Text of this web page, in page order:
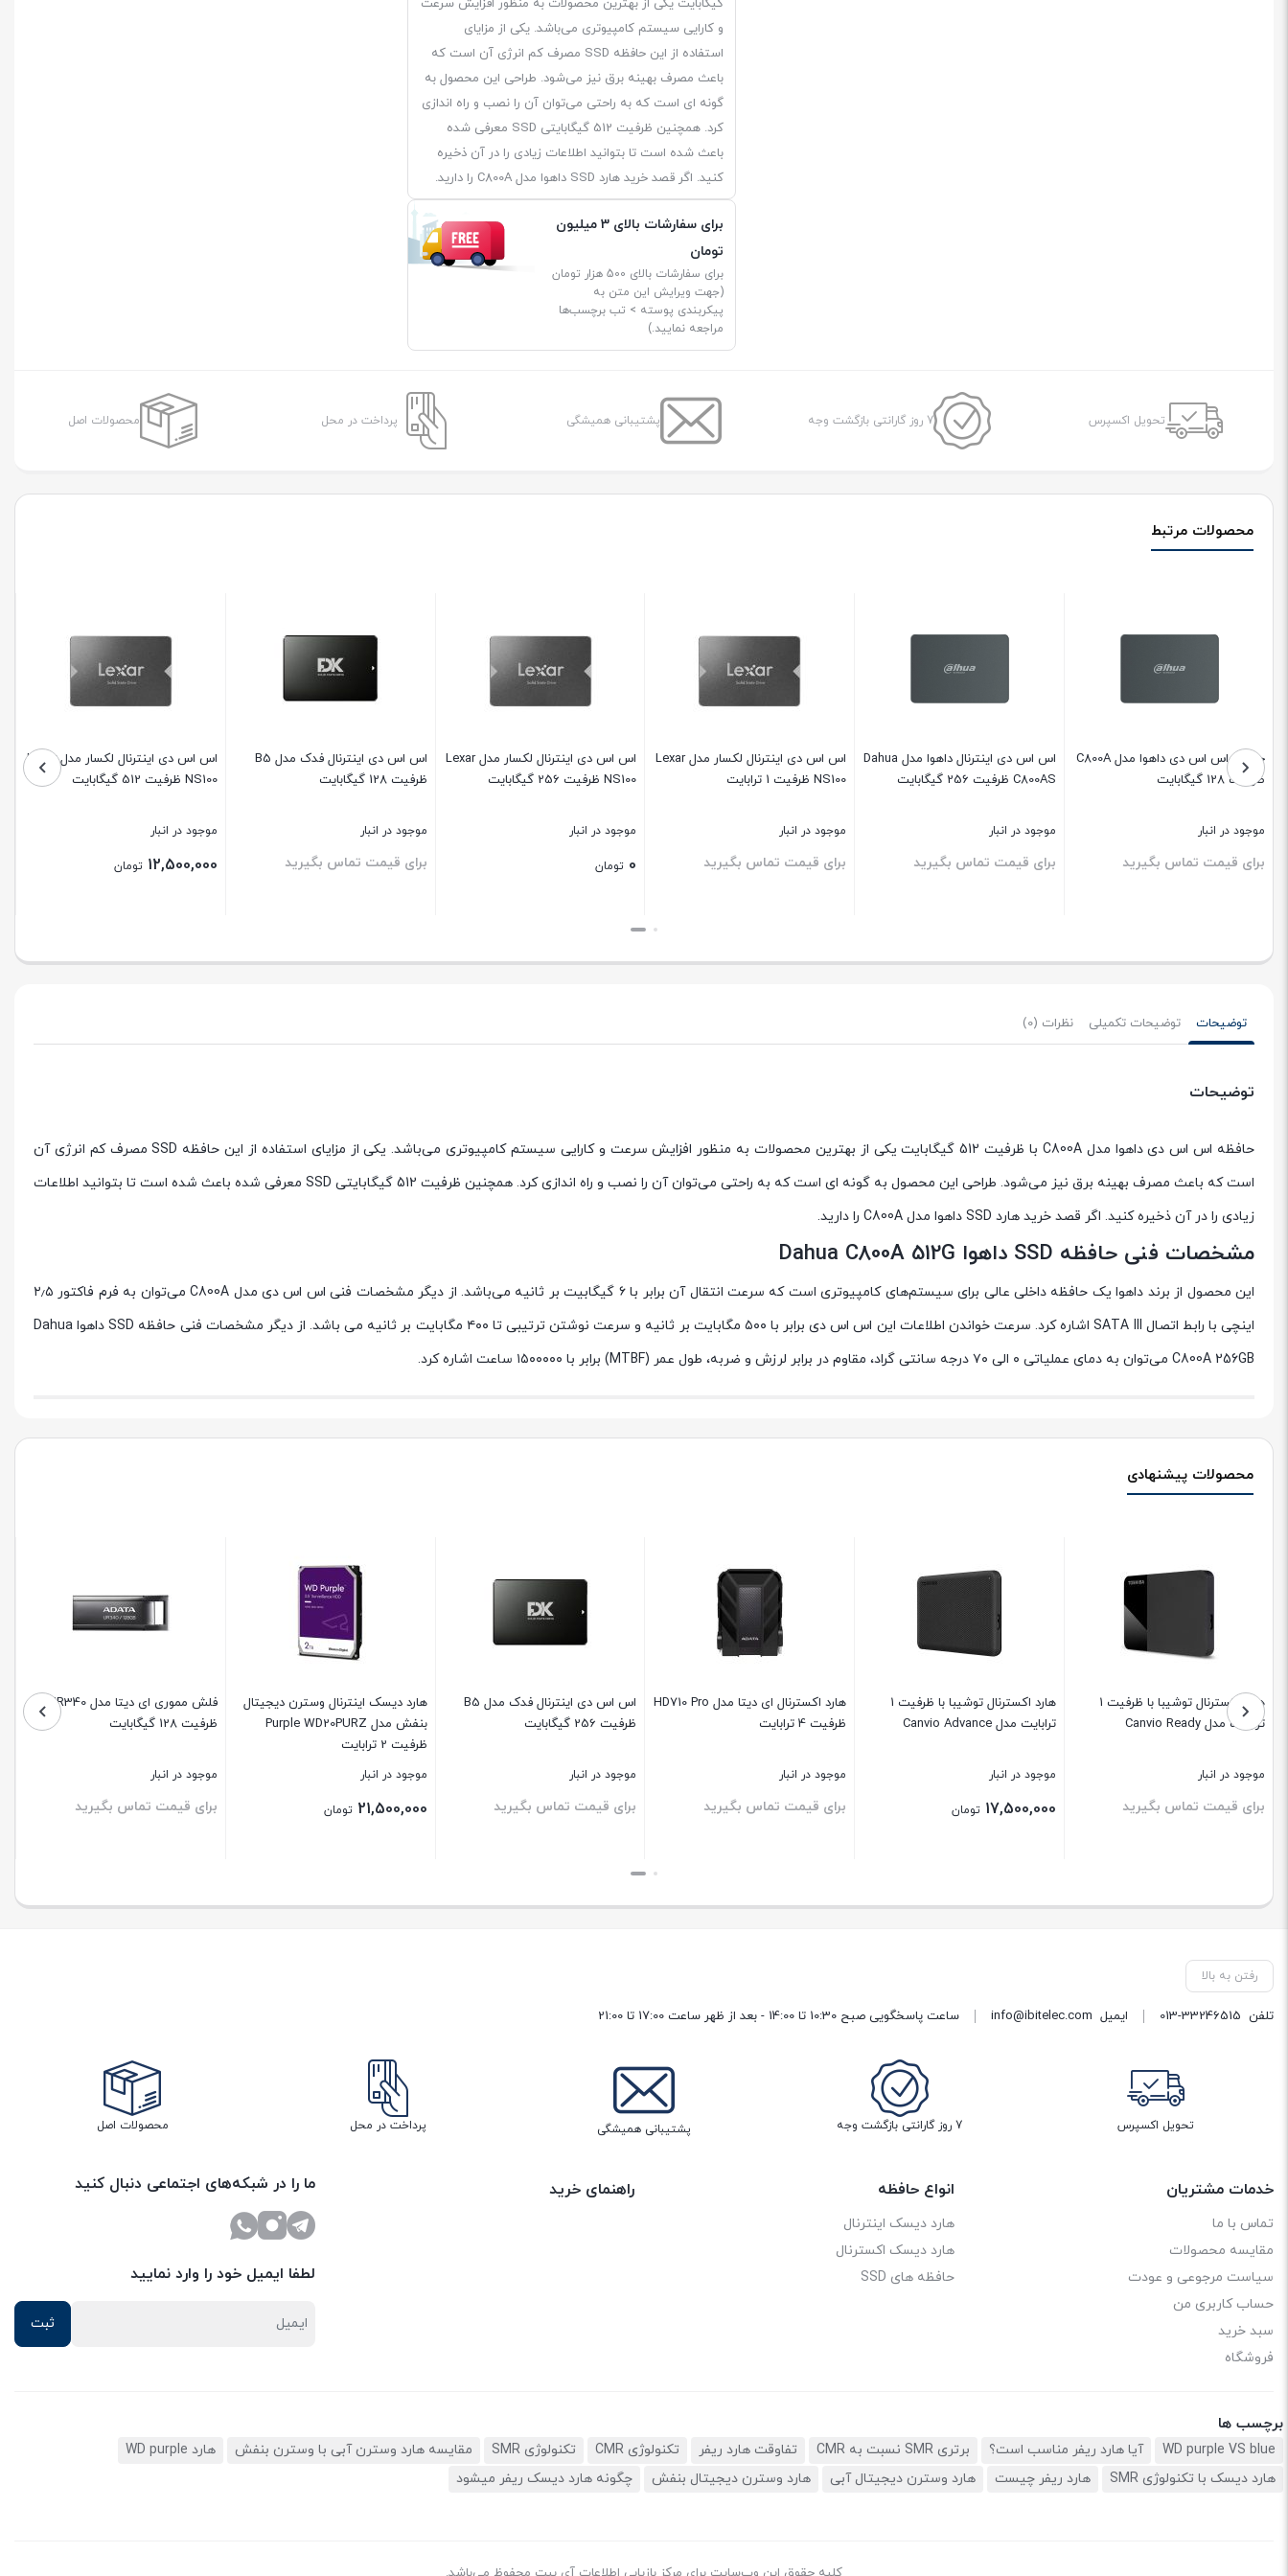
و کارایی سیستم کامپیوتری می‌باشد. یکی از مزایای
استفاده از این حافظه SSD مصرف کم انرژی آن است که
باعث مصرف بهینه برق نیز می‌شود. طراحی این محصول به
گونه ای است که به راحتی می‌توان آن را نصب و راه اندازی
کرد. همچنین ظرفیت 512 گیگابایتی SSD معرفی شده
باعث شده است تا بتوانید اطلاعات زیادی را در آن ذخیره
کنید. اگر قصد خرید هارد SSD داهوا مدل C800A را دارید.
برای سفارشات بالای 3 میلیون
تومان
برای سفارشات بالای 500 هزار تومان
(جهت ویرایش این متن به
پیکربندی پوسته > تب برچسب‌ها
مراجعه نمایید.)
تحویل اکسپرس 7 روز گارانتی بازگشت وجه پشتیبانی همیشگی پرداخت در محل محصولات اصل
محصولات مرتبط
حافظه اس اس دی داهوا مدل C800A
ظرفیت 128 گیگابایت
موجود در انبار
برای قیمت تماس بگیرید
اس اس دی اینترنال داهوا مدل Dahua
C800AS ظرفیت 256 گیگابایت
موجود در انبار
برای قیمت تماس بگیرید
اس اس دی اینترنال لکسار مدل Lexar
NS100 ظرفیت 1 ترابایت
موجود در انبار
برای قیمت تماس بگیرید
اس اس دی اینترنال لکسار مدل Lexar
NS100 ظرفیت 256 گیگابایت
موجود در انبار
0 تومان
بستن
اس اس دی اینترنال فدک مدل B5
ظرفیت 128 گیگابایت
موجود در انبار
برای قیمت تماس بگیرید
اس اس دی اینترنال لکسار مدل Lexar
NS100 ظرفیت 512 گیگابایت
موجود در انبار
12,500,000 تومان
توضیحات توضیحات تکمیلی نظرات (0)
توضیحات
حافظه اس اس دی داهوا مدل C800A با ظرفیت 512 گیگابایت یکی از بهترین محصولات به منظور افزایش سرعت و کارایی سیستم کامپیوتری می‌باشد. یکی از مزایای استفاده از این حافظه SSD مصرف کم انرژی آن
است که باعث مصرف بهینه برق نیز می‌شود. طراحی این محصول به گونه ای است که به راحتی می‌توان آن را نصب و راه اندازی کرد. همچنین ظرفیت 512 گیگابایتی SSD معرفی شده باعث شده است تا بتوانید اطلاعات
زیادی را در آن ذخیره کنید. اگر قصد خرید هارد SSD داهوا مدل C800A را دارید.
مشخصات فنی حافظه SSD داهوا Dahua C800A 512G
این محصول از برند داهوا یک حافظه داخلی عالی برای سیستم‌های کامپیوتری است که سرعت انتقال آن برابر با ۶ گیگابیت بر ثانیه می‌باشد. از دیگر مشخصات فنی اس اس دی مدل C800A می‌توان به فرم فاکتور ۲٫۵
اینچی با رابط اتصال SATA III اشاره کرد. سرعت خواندن اطلاعات این اس اس دی برابر با ۵۰۰ مگابایت بر ثانیه و سرعت نوشتن ترتیبی تا ۴۰۰ مگابایت بر ثانیه می باشد. از دیگر مشخصات فنی حافظه SSD داهوا Dahua
C800A 256GB می‌توان به دمای عملیاتی ۰ الی ۷۰ درجه سانتی گراد، مقاوم در برابر لرزش و ضربه، طول عمر (MTBF) برابر با ۱۵۰۰۰۰۰ ساعت اشاره کرد.
محصولات پیشنهادی
هارد اکسترنال توشیبا با ظرفیت 1
ترابایت مدل Canvio Ready
موجود در انبار
برای قیمت تماس بگیرید
هارد اکسترنال توشیبا با ظرفیت 1
ترابایت مدل Canvio Advance
موجود در انبار
17,500,000 تومان
هارد اکسترنال ای دیتا مدل HD710 Pro
ظرفیت 4 ترابایت
موجود در انبار
برای قیمت تماس بگیرید
اس اس دی اینترنال فدک مدل B5
ظرفیت 256 گیگابایت
موجود در انبار
برای قیمت تماس بگیرید
بستن
هارد دیسک اینترنال وسترن دیجیتال
بنفش مدل Purple WD20PURZ
ظرفیت 2 ترابایت
موجود در انبار
21,500,000 تومان
فلش مموری ای دیتا مدل UR340
ظرفیت 128 گیگابایت
موجود در انبار
برای قیمت تماس بگیرید
رفتن به بالا
تلفن 013-33246515 ایمیل info@ibitelec.com ساعت پاسخگویی صبح 10:30 تا 14:00 - بعد از ظهر ساعت 17:00 تا 21:00
تحویل اکسپرس 7 روز گارانتی بازگشت وجه پشتیبانی همیشگی پرداخت در محل محصولات اصل
خدمات مشتریان
تماس با ما
مقایسه محصولات
سیاست مرجوعی و عودت
حساب کاربری من
سبد خرید
فروشگاه
انواع حافظه
هارد دیسک اینترنال
هارد دیسک اکسترنال
حافظه های SSD
راهنمای خرید ما را در شبکه‌های اجتماعی دنبال کنید
لطفا ایمیل خود را وارد نمایید
برچسب ها
WD purple VS blue آیا هارد ریفر مناسب است؟ برتری SMR نسبت به CMR تفاوقت هارد ریفر تکنولوژی CMR تکنولوژی SMR مقایسه هارد وسترن آبی با وسترن بنفش
هارد WD purple
هارد دیسک با تکنولوژی SMR
هارد ریفر چیست هارد وسترن دیجیتال آبی هارد وسترن دیجیتال بنفش چگونه هارد دیسک ریفر میشود